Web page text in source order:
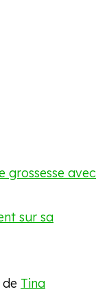
Tina
grossesse avec
sur sa